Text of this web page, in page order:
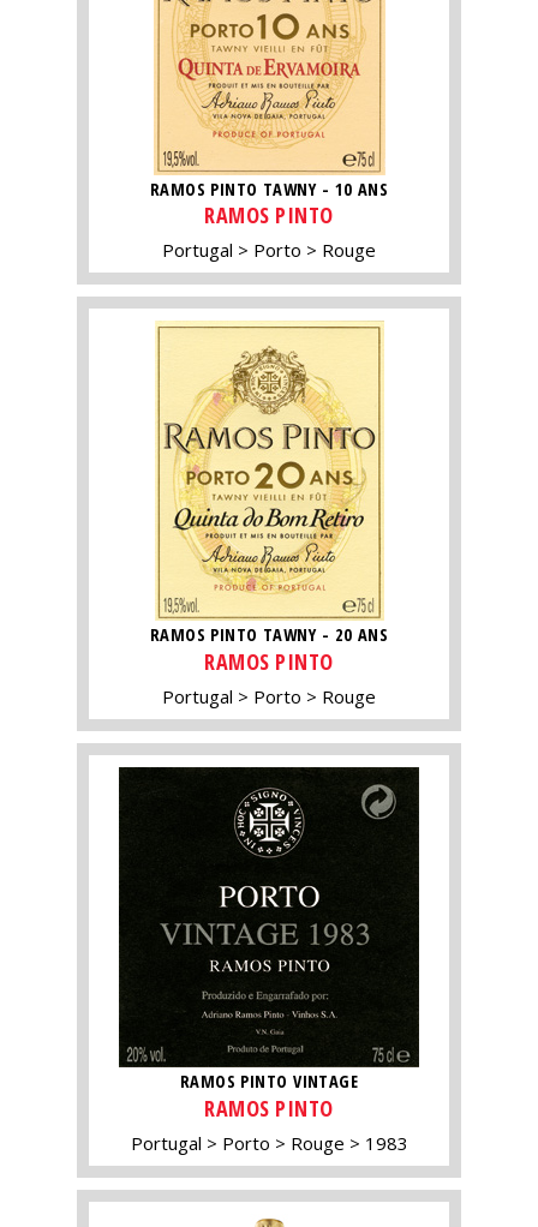
RAMOS PINTO TAWNY - 10 ANS
RAMOS PINTO
Portugal Porto Rouge
RAMOS PINTO TAWNY - 20 ANS
RAMOS PINTO
Portugal Porto Rouge
RAMOS PINTO VINTAGE
RAMOS PINTO
Portugal Porto Rouge 1983